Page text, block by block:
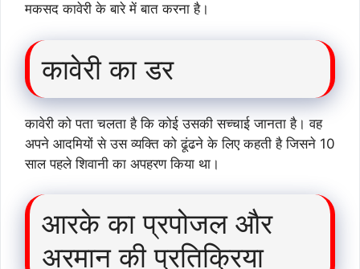
मकसद कावेरी के बारे में बात करना है।
कावेरी का डर
कावेरी को पता चलता है कि कोई उसकी सच्चाई जानता है। वह
अपने आदमियों से उस व्यक्ति को ढूंढने के लिए कहती है जिसने 10
साल पहले शिवानी का अपहरण किया था।
आरके का प्रपोजल और
अरमान की प्रतिक्रिया